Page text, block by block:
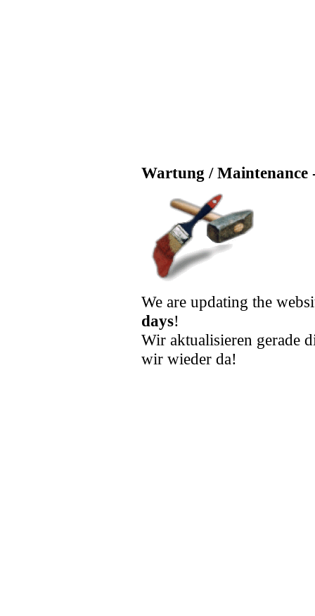
Wartung / Maintenance
We are updating the
days!
Wir aktualisieren gerade
wir wieder da!